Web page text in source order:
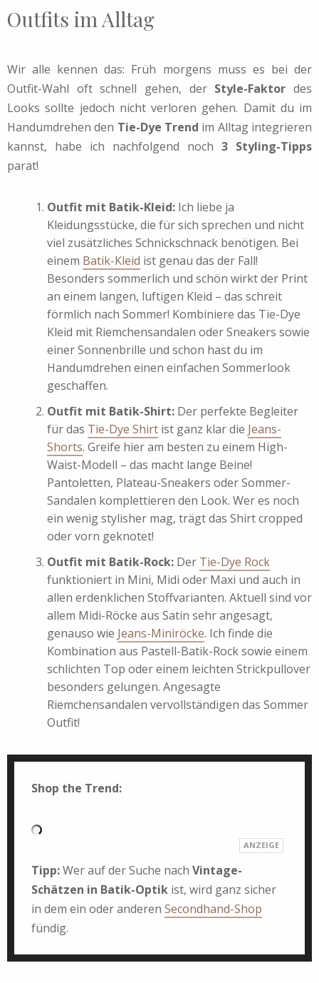
Outfits im Alltag
Wir alle kennen das: Früh morgens muss es bei der
Outfit-Wahl oft schnell gehen, der Style-Faktor des
Looks sollte jedoch nicht verloren gehen. Damit du im
Handumdrehen den Tie-Dye Trend im Alltag integrieren
kannst, habe ich nachfolgend noch 3 Styling-Tipps
parat!
Outfit mit Batik-Kleid: Ich liebe ja
Kleidungsstücke, die für sich sprechen und nicht
viel zusätzliches Schnickschnack benötigen. Bei
einem Batik-Kleid ist genau das der Fall!
Besonders sommerlich und schön wirkt der Print
an einem langen, luftigen Kleid – das schreit
förmlich nach Sommer! Kombiniere das Tie-Dye
Kleid mit Riemchensandalen oder Sneakers sowie
einer Sonnenbrille und schon hast du im
Handumdrehen einen einfachen Sommerlook
geschaffen.
Outfit mit Batik-Shirt: Der perfekte Begleiter
für das Tie-Dye Shirt ist ganz klar die Jeans-
Shorts. Greife hier am besten zu einem High-
Waist-Modell – das macht lange Beine!
Pantoletten, Plateau-Sneakers oder Sommer-
Sandalen komplettieren den Look. Wer es noch
ein wenig stylisher mag, trägt das Shirt cropped
oder vorn geknotet!
Outfit mit Batik-Rock: Der Tie-Dye Rock
funktioniert in Mini, Midi oder Maxi und auch in
allen erdenklichen Stoffvarianten. Aktuell sind vor
allem Midi-Röcke aus Satin sehr angesagt,
genauso wie Jeans-Miniröcke. Ich finde die
Kombination aus Pastell-Batik-Rock sowie einem
schlichten Top oder einem leichten Strickpullover
besonders gelungen. Angesagte
Riemchensandalen vervollständigen das Sommer
Outfit!
Shop the Trend:
Tipp:Wer auf der Suche nach Vintage-
Schätzen in Batik-Optikist, wird ganz sicher
in dem ein oder anderen Secondhand-Shop
fündig.